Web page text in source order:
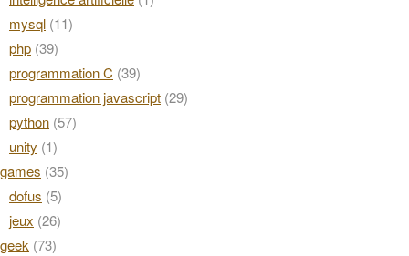
mysql (11)
php (39)
programmation C (39)
programmation javascript (29)
python (57)
unity (1)
games (35)
dofus (5)
jeux (26)
geek (73)